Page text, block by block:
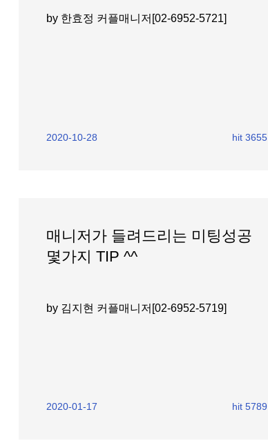
by 한효정 커플매니저[02-6952-5721]
2020-10-28 hit 3655
매니저가 들려드리는 미팅성공
몇가지 TIP ^^
by 김지현 커플매니저[02-6952-5719]
2020-01-17 hit 5789